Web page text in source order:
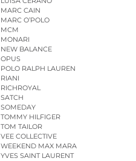
MARC CAIN
MARC O’POLO
MCM
MONARI
NEW BALANCE
OPUS
POLO RALPH LAUREN
RIANI
RICHROYAL
SATCH
SOMEDAY
TOMMY HILFIGER
TOM TAILOR
VEE COLLECTIVE
WEEKEND MAX MARA
YVES SAINT LAURENT